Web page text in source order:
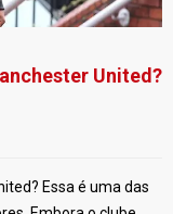
United?
Essa é uma das